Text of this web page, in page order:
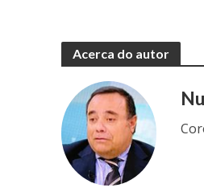
Acerca do autor